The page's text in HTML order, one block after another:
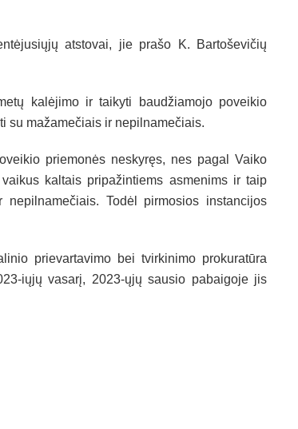
atstovai, jie prašo K. Bartoševičių
kalėjimo ir taikyti baudžiamojo poveikio
su mažamečiais ir nepilnamečiais.
priemonės neskyręs, nes pagal Vaiko
kaltais pripažintiems asmenims ir taip
Todėl pirmosios instancijos
prievartavimo bei tvirkinimo prokuratūra
iųjų vasarį, 2023-ųjų sausio pabaigoje jis